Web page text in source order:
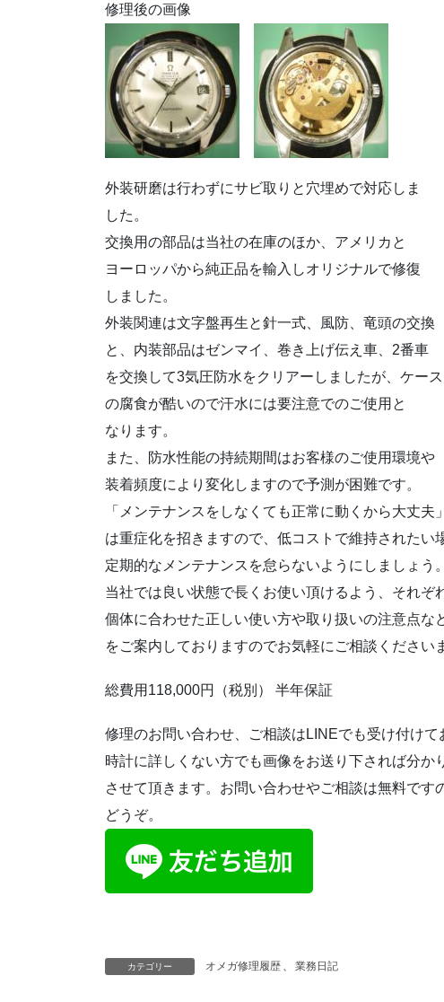
修理後の画像
外装研磨は行わずにサビ取りと穴埋めで対応しま
した。
交換用の部品は当社の在庫のほか、アメリカと
ヨーロッパから純正品を輸入しオリジナルで修復
しました。
外装関連は文字盤再生と針一式、風防、竜頭の交換
と、内装部品はゼンマイ、巻き上げ伝え車、2番車
を交換して3気圧防水をクリアーしましたが、ケース
の腐食が酷いので汗水には要注意でのご使用と
なります。
また、防水性能の持続期間はお客様のご使用環境や
装着頻度により変化しますので予測が困難です。
「メンテナンスをしなくても正常に動くから大丈夫」
は重症化を招きますので、低コストで維持されたい
定期的なメンテナンスを怠らないようにしましょう。
当社では良い状態で長くお使い頂けるよう、それぞ
個体に合わせた正しい使い方や取り扱いの注意点な
をご案内しておりますのでお気軽にご相談ください
総費用118,000円（税別） 半年保証
修理のお問い合わせ、ご相談はLINEでも受け付けて
時計に詳しくない方でも画像をお送り下されば分か
させて頂きます。お問い合わせやご相談は無料です
どうぞ。
カテゴリー オメガ修理履歴 業務日記